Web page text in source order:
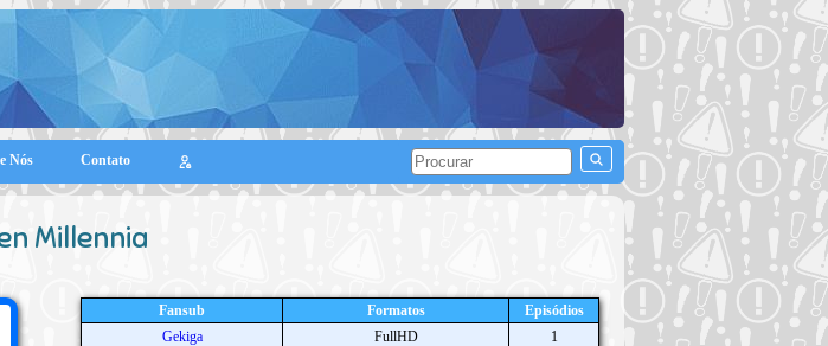
Nós Contato
Millennia
Fansub Formatos
Episódios
Gekiga
FullHD 1